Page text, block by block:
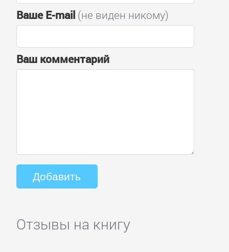
Ваше E-mail(не виден никому)
Ваш комментарий
Отзывы на книгу